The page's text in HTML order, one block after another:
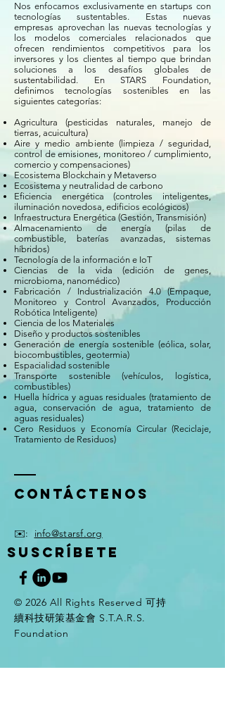
Nos enfocamos exclusivamente en startups con
tecnologías sustentables. Estas nuevas
empresas aprovechan las nuevas tecnologías y
los modelos comerciales relacionados que
ofrecen rendimientos competitivos para los
inversores y los clientes al tiempo que brindan
soluciones a los desafíos globales de
sustentabilidad. En STARS Foundation,
definimos tecnologías sostenibles en las
siguientes categorías:
Agricultura (pesticidas naturales, manejo de
tierras, acuicultura)
Aire y medio ambiente (limpieza / seguridad,
control de emisiones, monitoreo / cumplimiento,
comercio y compensaciones)
Ecosistema Blockchain y Metaverso
Ecosistema y neutralidad de carbono
Eficiencia energética (controles inteligentes,
iluminación novedosa, edificios ecológicos)
Infraestructura Energética (Gestión, Transmisión)
Almacenamiento de energía (pilas de
combustible, baterías avanzadas, sistemas
híbridos)
Tecnología de la información e IoT
Ciencias de la vida (edición de genes,
microbioma, nanomédico)
Fabricación / Industrialización 4.0 (Empaque,
Monitoreo y Control Avanzados, Producción
Robótica Inteligente)
Ciencia de los Materiales
Diseño y productos sostenibles
Generación de energía sostenible (eólica, solar,
biocombustibles, geotermia)
Espacialidad sostenible
Transporte sostenible (vehículos, logística,
combustibles)
Huella hídrica y aguas residuales (tratamiento de
agua, conservación de agua, tratamiento de
aguas residuales)
Cero Residuos y Economía Circular (Reciclaje,
Tratamiento de Residuos)
Contáctenos
✉️: info@starsf.org
SUSCRÍBETE
© 2026 All Rights Reserved 可持
續科技研策基金會 S.T.A.R.S.
Foundation